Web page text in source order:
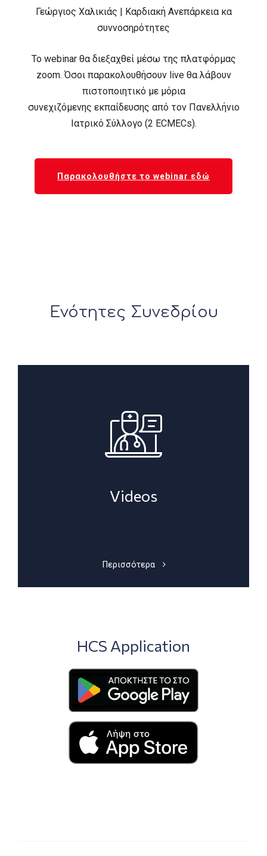
Γεώργιος Χαλικιάς | Καρδιακή Ανεπάρκεια κα
συννοσηρότητες
Το webinar θα διεξαχθεί μέσω της πλατφόρμας
zoom. Όσοι παρακολουθήσουν live θα λάβουν
πιστοποιητικό με μόρια
συνεχιζόμενης εκπαίδευσης από τον Πανελλήνιο
Ιατρικό Σύλλογο (2 ECMECs).
Παρακολουθήστε το webinar εδώ
Ενότητες Συνεδρίου
Videos
Περισσότερα
HCS Application